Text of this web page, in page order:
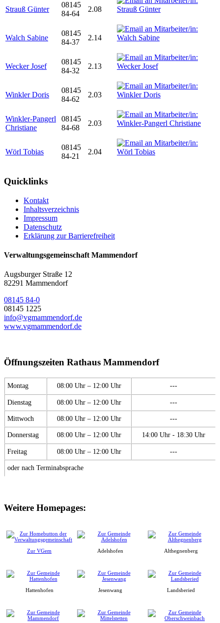
Strauß Günter
08145
84-64
2.08
Walch Sabine
08145
84-37
2.14
Wecker Josef
08145
84-32
2.13
Winkler Doris
08145
84-62
2.03
Winkler-Pangerl
Christiane
08145
84-68
2.03
Wörl Tobias
08145
84-21
2.04
Quicklinks
Kontakt
Inhaltsverzeichnis
Impressum
Datenschutz
Erklärung zur Barrierefreiheit
Verwaltungsgemeinschaft Mammendorf
Augsburger Straße 12
82291 Mammendorf
08145 84-0
08145 1225
info@vgmammendorf.de
www.vgmammendorf.de
Öffnungszeiten Rathaus Mammendorf
Montag 08:00 Uhr – 12:00 Uhr ---
Dienstag 08:00 Uhr – 12:00 Uhr ---
Mittwoch 08:00 Uhr – 12:00 Uhr ---
Donnerstag 08:00 Uhr – 12:00 Uhr 14:00 Uhr - 18:30 Uhr
Freitag 08:00 Uhr – 12:00 Uhr ---
oder nach Terminabsprache
Weitere Homepages:
Zur VGem Adelshofen Althegnenberg
Hattenhofen Jesenwang Landsberied